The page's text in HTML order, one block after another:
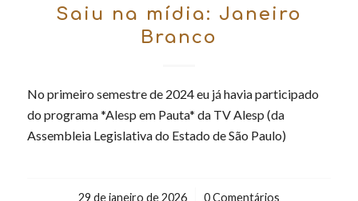
Saiu na mídia: Janeiro
Branco
No primeiro semestre de 2024 eu já havia participado
do programa *Alesp em Pauta* da TV Alesp (da
Assembleia Legislativa do Estado de São Paulo)
29 de janeiro de 2026
/ 0 Comentários